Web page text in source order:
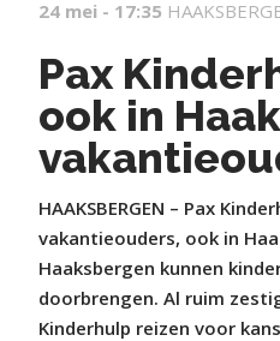
24 mei - 17:35
Pax
ook in
HAAKSBERGEN – Pax
vakantieouders, ook in
Haaksbergen kunnen
doorbrengen. Al ruim
Kinderhulp reizen voor